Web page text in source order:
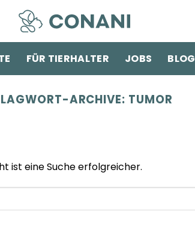
FÜR TIERHALTER JOBS BLOG
ARCHIVE: TUMOR
ist eine Suche erfolgreicher.